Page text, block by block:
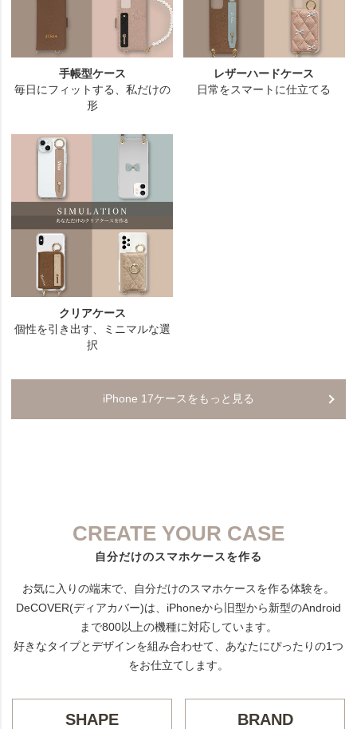
iPhone 17ケースをもっと見る
CREATE YOUR CASE
自分だけのスマホケースを作る
お気に入りの端末で、自分だけのスマホケースを作る体験を。
DeCOVER(ディアカバー)は、iPhoneから旧型から新型のAndroid
まで800以上の機種に対応しています。
好きなタイプとデザインを組み合わせて、あなたにぴったりの1つ
をお仕立てします。
SHAPE BRAND